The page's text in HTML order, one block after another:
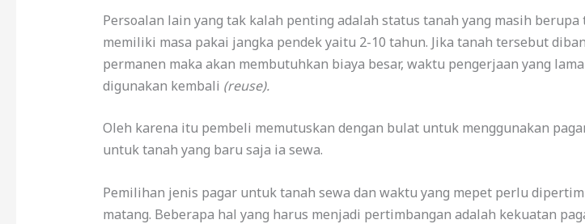
Persoalan lain yang tak kalah penting adalah status tanah yang masih berupa
memiliki masa pakai jangka pendek yaitu 2-10 tahun. Jika tanah tersebut
permanen maka akan membutuhkan biaya besar, waktu pengerjaan yang
digunakan kembali (reuse).
Oleh karena itu pembeli memutuskan dengan bulat untuk menggunakan
untuk tanah yang baru saja ia sewa.
Pemilihan jenis pagar untuk tanah sewa dan waktu yang mepet perlu
matang. Beberapa hal yang harus menjadi pertimbangan adalah kekuatan